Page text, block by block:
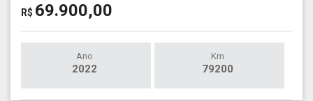
R$ 69.900,00
Ano
2022
Km
79200